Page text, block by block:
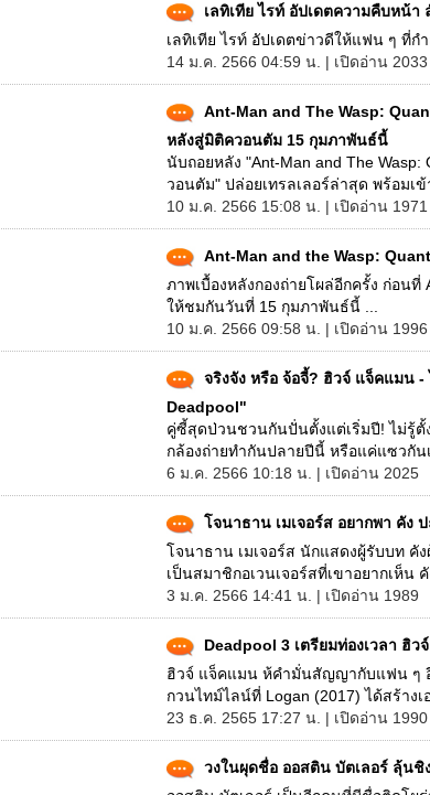
เลทิเทีย ไรท์ อัปเดตความคืบหน้
เลทิเทีย ไรท์ อัปเดตข่าวดีให้แฟน ๆ ที่ก
14 ม.ค. 2566 04:59 น. | เปิดอ่าน 2033
Ant-Man and The Wasp:
หลังสู่มิติควอนตัม 15 กุมภาพันธ์นี้
นับถอยหลัง "Ant-Man and The
วอนตัม" ปล่อยเทรลเลอร์ล่าสุด พร้อมเ
10 ม.ค. 2566 15:08 น. | เปิดอ่าน 1971
Ant-Man and the Wasp:
ภาพเบื้องหลังกองถ่ายโผล่อีกครั้ง ก่อนที่
ให้ชมกันวันที่ 15 กุมภาพันธ์นี้ ...
10 ม.ค. 2566 09:58 น. | เปิดอ่าน 1996
จริงจัง หรือ จ้อจี้? ฮิวจ์ แจ็คแมน
Deadpool"
คู่ซี้สุดป่วนชวนกันปั่นตั้งแต่เริ่มปี! ไม่รู้ตั้
กล้องถ่ายทำกันปลายปีนี้ หรือแค่แซวกันเ
6 ม.ค. 2566 10:18 น. | เปิดอ่าน 2025
โจนาธาน เมเจอร์ส อยากพา คัง
โจนาธาน เมเจอร์ส นักแสดงผู้รับบท คั
เป็นสมาชิกอเวนเจอร์สที่เขาอยากเห็น
3 ม.ค. 2566 14:41 น. | เปิดอ่าน 1989
Deadpool 3 เตรียมท่องเวลา
ฮิวจ์ แจ็คแมน ห้คำมั่นสัญญากับแฟน ๆ
กวนไทม์ไลน์ที่ Logan (2017) ได้สร้างเอ
23 ธ.ค. 2565 17:27 น. | เปิดอ่าน 1990
วงในผุดชื่อ ออสติน บัตเลอร์ ลุ้น